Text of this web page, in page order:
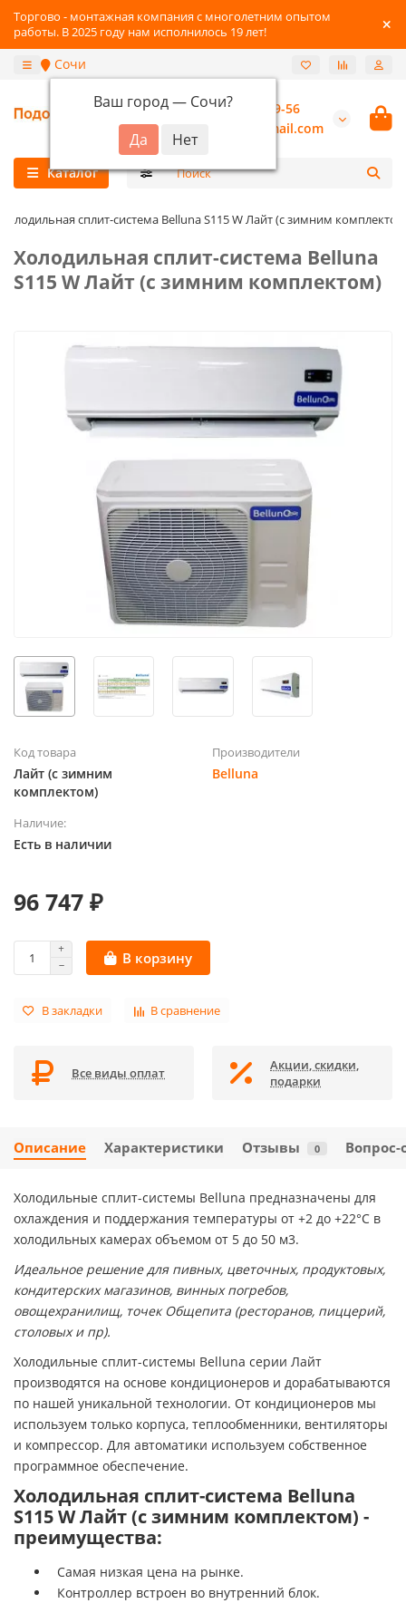
Торгово - монтажная компания с многолетним опытом
работы. В 2025 году нам исполнилось 19 лет!
Сочи
Ваш город — Сочи?
+7 (800) 777-89-56
burannsk@gmail.com
Каталог
Холодильная сплит-система Belluna S115 W Лайт (с зимним
Холодильная сплит-система Belluna
S115 W Лайт (с зимним комплектом)
Код товара
Лайт (с зимним
комплектом)
Производители
Belluna
Наличие:
Есть в наличии
96 747 ₽
В корзину
В закладки В сравнение
Все виды оплат
Акции, скидки,
подарки
Описание Характеристики Отзывы 0 Вопрос-
Холодильные сплит-системы Belluna предназначены для
охлаждения и поддержания температуры от +2 до +22°С в
холодильных камерах объемом от 5 до 50 м3.
Идеальное решение для пивных, цветочных, продуктовых,
кондитерских магазинов, винных погребов,
овощехранилищ, точек Общепита (ресторанов, пиццерий,
столовых и пр).
Холодильные сплит-системы Belluna серии Лайт
производятся на основе кондиционеров и дорабатываются
по нашей уникальной технологии. От кондиционеров мы
используем только корпуса, теплообменники, вентиляторы
и компрессор. Для автоматики используем собственное
программное обеспечение.
Холодильная сплит-система Belluna
S115 W Лайт (с зимним комплектом) -
преимущества:
Самая низкая цена на рынке.
Контроллер встроен во внутренний блок.